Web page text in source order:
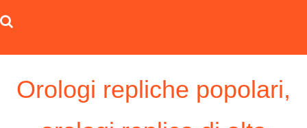
to
Orologi repliche popolari,